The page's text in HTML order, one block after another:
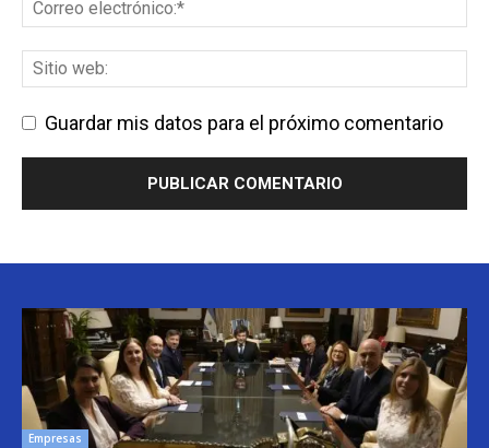
Guardar mis datos para el próximo comentario
Empresas